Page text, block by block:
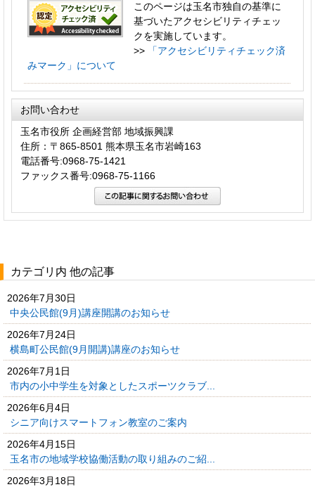
このページは玉名市独自の基準に
基づいたアクセシビリティチェッ
クを実施しています。
>>
「アクセシビリティチェック済
みマーク」について
お問い合わせ
玉名市役所 企画経営部 地域振興課
住所：〒865-8501 熊本県玉名市岩崎163
電話番号:0968-75-1421
ファックス番号:0968-75-1166
カテゴリ内 他の記事
2026年7月30日
中央公民館(9月)講座開講のお知らせ
2026年7月24日
横島町公民館(9月開講)講座のお知らせ
2026年7月1日
市内の小中学生を対象としたスポーツクラブ...
2026年6月4日
シニア向けスマートフォン教室のご案内
2026年4月15日
玉名市の地域学校協働活動の取り組みのご紹...
2026年3月18日